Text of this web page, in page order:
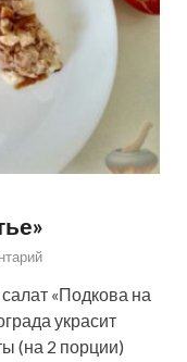
«Подкова на
украсит
(на 2 порции)